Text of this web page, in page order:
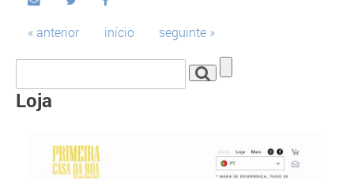
« anterior início seguinte »
Loja